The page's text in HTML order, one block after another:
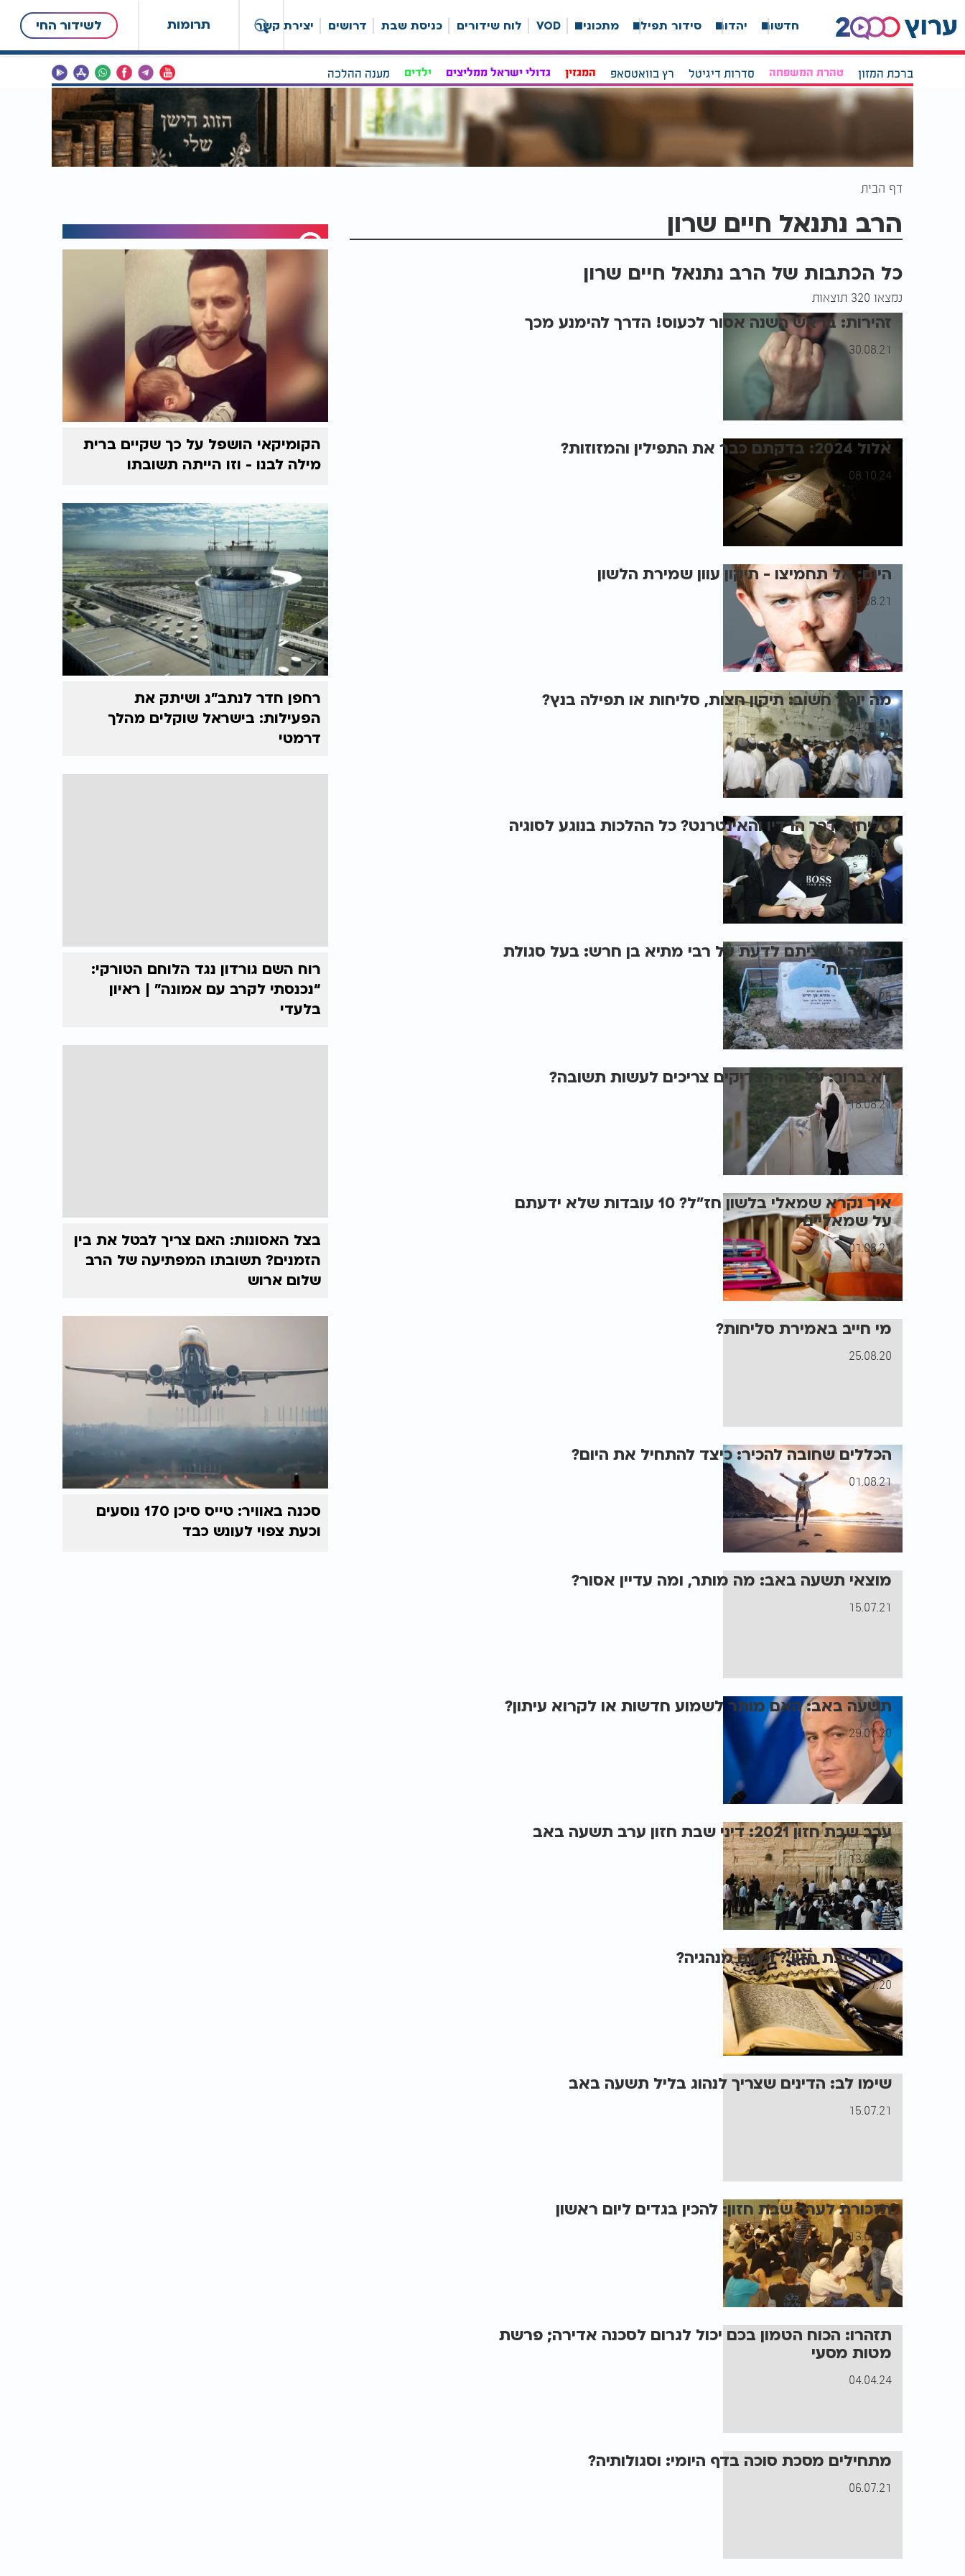
תרומות לשידור החי חדשות יהדות סידור תפילה מתכונים VOD לוח שידורים כניסת שבת דרושים יצירת קשר
ברכת המזון טהרת המשפחה סדרות דיגיטל רץ בוואטסאפ המגזין גדולי ישראל ממליצים ילדים מענה ההלכה
דף הבית
הרב נתנאל חיים שרון
כל הכתבות של הרב נתנאל חיים שרון
נמצאו 320 תוצאות
זהירות: בראש השנה אסור לכעוס! הדרך להימנע מכך
30.08.21
אלול 2024: בדקתם כבר את התפילין והמזוזות?
08.10.24
היום; אל תחמיצו - תיקון עוון שמירת הלשון
18.08.21
מה יותר חשוב: תיקון חצות, סליחות או תפילה בנץ?
24.08.21
סליחות דרך הרדיו והאינטרנט? כל ההלכות בנוגע לסוגיה
24.08.21
כל מה שרציתם לדעת על רבי מתיא בן חרש: בעל סגולת
’18 הנרות’
13.01.25
לא ברור: על מה הצדיקים צריכים לעשות תשובה?
18.08.21
איך נקרא שמאלי בלשון חז"ל? 10 עובדות שלא ידעתם
על שמאליים
01.08.21
מי חייב באמירת סליחות?
25.08.20
הכללים שחובה להכיר: כיצד להתחיל את היום?
01.08.21
מוצאי תשעה באב: מה מותר, ומה עדיין אסור?
15.07.21
תשעה באב: האם מותר לשמוע חדשות או לקרוא עיתון?
29.07.20
ערב שבת חזון 2021: דיני שבת חזון ערב תשעה באב
13.07.21
מהי ’שבת חזון’? ומהם מנהגיה?
23.07.20
שימו לב: הדינים שצריך לנהוג בליל תשעה באב
15.07.21
תזכורת לערב שבת חזון: להכין בגדים ליום ראשון
13.07.21
תזהרו: הכוח הטמון בכם יכול לגרום לסכנה אדירה; פרשת
מטות מסעי
04.04.24
מתחילים מסכת סוכה בדף היומי: וסגולותיה?
06.07.21
הקומיקאי הושפל על כך שקיים ברית
מילה לבנו - וזו הייתה תשובתו
רחפן חדר לנתב"ג ושיתק את
הפעילות: בישראל שוקלים מהלך
דרמטי
רוח השם גורדון נגד הלוחם הטורקי:
“נכנסתי לקרב עם אמונה” | ראיון
בלעדי
בצל האסונות: האם צריך לבטל את בין
הזמנים? תשובתו המפתיעה של הרב
שלום ארוש
סכנה באוויר: טייס סיכן 170 נוסעים
וכעת צפוי לעונש כבד